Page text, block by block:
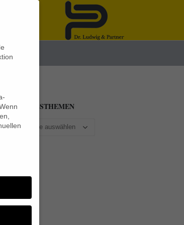
BEITRAGSTHEMEN